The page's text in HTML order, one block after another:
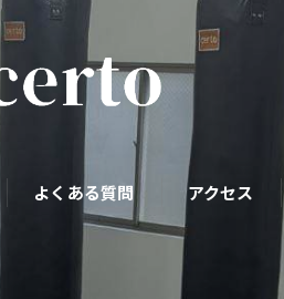
よくある質問 アクセス